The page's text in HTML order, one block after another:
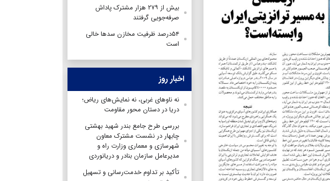
بیش از ۲۷۹ هزار مشترک پاداش
صرفه‌جویی گرفتند
۵۴درصد ظرفیت مخازن سدها خالی
است
اخبار روز
نه ناوهای غربی، نه نمایش‌های ریاض؛
دریا در دستان محور مقاومت
بررسی طرح جامع بندر شهید بهشتی
چابهار در نشست مشترک معاون
شهرسازی و معماری وزارت راه و
مدیرعامل سازمان بنادر و دریانوردی
تأکید بر تداوم خدمت‌رسانی و تسهیل